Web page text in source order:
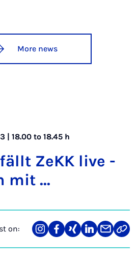
More news
| 18.00 to 18.45 h
ZeKK live -
mit ...
on:
Share
on
Teilen
auf
Teilen
auf
Teilen
auf
Teilen
über
Link